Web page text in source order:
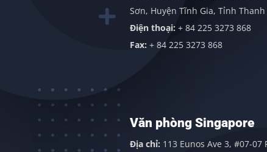
Sơn, Huyện Tĩnh Gia, Tỉnh Thanh Hóa
Điện thoại:+ 84 225 3273 868
+ 84 225 3273 868
Văn phòng Singapore
Địa chỉ:113 Eunos Ave 3, #07-07 Room 1,